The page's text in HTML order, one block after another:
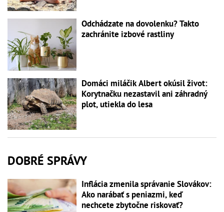
Odchádzate na dovolenku? Takto
zachránite izbové rastliny
Domáci miláčik Albert okúsil život:
Korytnačku nezastavil ani záhradný
plot, utiekla do lesa
DOBRÉ SPRÁVY
Inflácia zmenila správanie Slovákov:
Ako narábať s peniazmi, keď
nechcete zbytočne riskovať?